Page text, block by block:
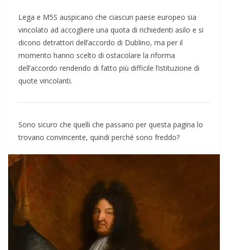
Lega e M5S auspicano che ciascun paese europeo sia
vincolato ad accogliere una quota di richiedenti asilo e si
dicono detrattori dell’accordo di Dublino, ma per il
momento hanno scelto di ostacolare la riforma
dell’accordo rendendo di fatto più difficile l’istituzione di
quote vincolanti.
Sono sicuro che quelli che passano per questa pagina lo
trovano convincente, quindi perché sono freddo?